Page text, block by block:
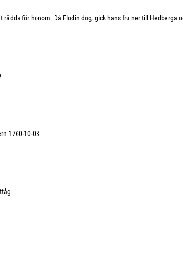
rädda för honom. Då Flodin dog, gick hans fru ner till
1760-10-03.